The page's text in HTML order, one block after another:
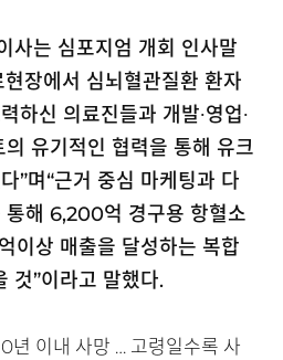
사는 심포지엄 개회 인사말
장에서 심뇌혈관질환 환자
하신 의료진들과 개발∙영업∙
유기적인 협력을 통해 유크
”며“근거 중심 마케팅과 다
통해 6,200억 경구용 항혈소
이상 매출을 달성하는 복합
것”이라고 말했다.
년 이내 사망 … 고령일수록 사